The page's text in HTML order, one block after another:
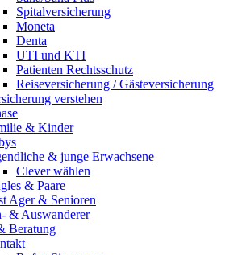
Spitalversicherung
Moneta
Denta
UTI und KTI
Patienten Rechtsschutz
Reiseversicherung / Gästeversicherung
verstehen
& Kinder
& junge Erwachsene
Clever wählen
& Paare
Ager & Senioren
& Auswanderer
Beratung